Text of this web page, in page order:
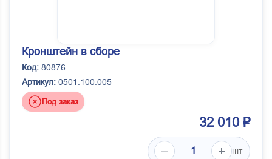
Кронштейн в сборе
Код: 80876
Артикул: 0501.100.005
Под заказ
32 010 ₽
шт.